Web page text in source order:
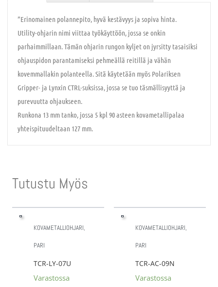
”Erinomainen polannepito, hyvä kestävyys ja sopiva hinta.
Utility-ohjarin nimi viittaa työkäyttöön, jossa se onkin
parhaimmillaan. Tämän ohjarin rungon kyljet on jyrsitty tasaisiksi
ohjauspidon parantamiseksi pehmeällä reitillä ja vähän
kovemmallakin polanteella. Sitä käytetään myös Polariksen
Gripper- ja Lynxin CTRL-suksissa, jossa se tuo täsmällisyyttä ja
purevuutta ohjaukseen.
Runkona 13 mm tanko, jossa 5 kpl 90 asteen kovametallipalaa
yhteispituudeltaan 127 mm.
Tutustu Myös
KOVAMETALLIOHJARI,
PARI
TCR-LY-07U
Varastossa
KOVAMETALLIOHJARI,
PARI
TCR-AC-09N
Varastossa